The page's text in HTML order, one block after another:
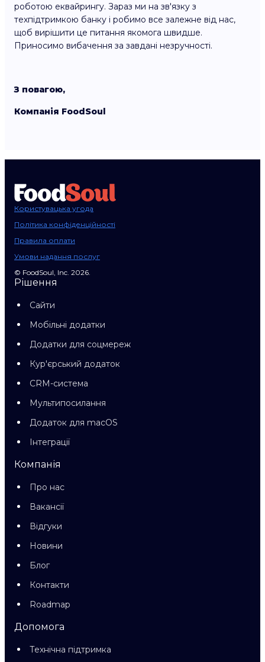
роботою еквайрингу. Зараз ми на зв'язку з
техпідтримкою банку і робимо все залежне від нас,
щоб вирішити це питання якомога швидше.
Приносимо вибачення за завдані незручності.
З повагою,
Компанія FoodSoul
Користувацька угода
Політика конфіденційності
Правила оплати
Умови надання послуг
© FoodSoul, Inc. 2026.
Рішення
Сайти
Мобільні додатки
Додатки для соцмереж
Кур'єрський додаток
CRM-система
Мультипосилання
Додаток для macOS
Інтеграції
Компанія
Про нас
Вакансії
Відгуки
Новини
Блог
Контакти
Roadmap
Допомога
Технічна підтримка